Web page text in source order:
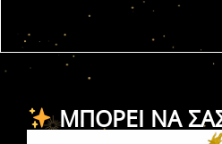
ΜΠΟΡΕΊ ΝΑ